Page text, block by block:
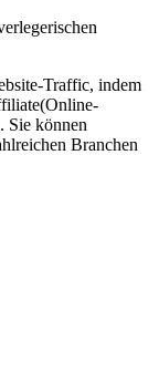
Traffic, indem
Sie können
Branchen